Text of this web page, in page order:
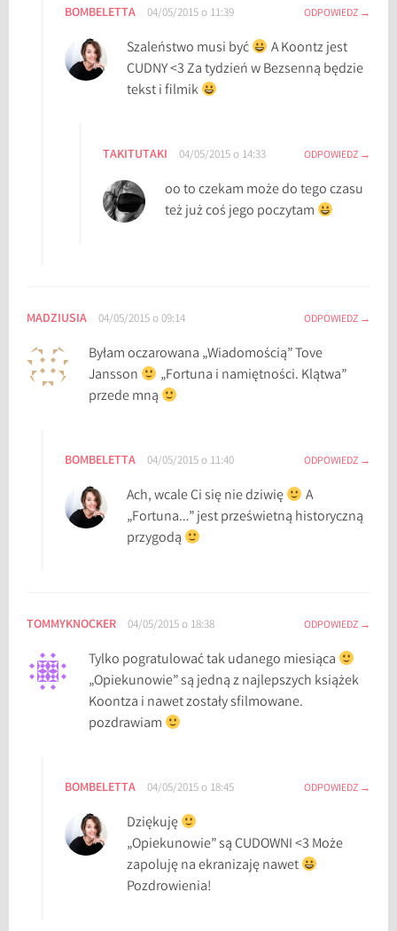
BOMBELETTA 04/05/2015 o 11:39 ODPOWIEDZ
Szaleństwo musi być
A Koontz jest
CUDNY <3 Za tydzień w Bezsenną będzie
tekst i filmik
TAKITUTAKI 04/05/2015 o 14:33 ODPOWIEDZ
oo to czekam może do tego czasu
też już coś jego poczytam
MADZIUSIA 04/05/2015 o 09:14 ODPOWIEDZ
Byłam oczarowana „Wiadomością” Tove
Jansson
„Fortuna i namiętności. Klątwa”
przede mną
BOMBELETTA 04/05/2015 o 11:40 ODPOWIEDZ
Ach, wcale Ci się nie dziwię
A
„Fortuna…” jest prześwietną historyczną
przygodą
TOMMYKNOCKER 04/05/2015 o 18:38 ODPOWIEDZ
Tylko pogratulować tak udanego miesiąca
„Opiekunowie” są jedną z najlepszych książek
Koontza i nawet zostały sfilmowane.
pozdrawiam
BOMBELETTA 04/05/2015 o 18:45 ODPOWIEDZ
Dziękuję
„Opiekunowie” są CUDOWNI <3 Może
zapoluję na ekranizaję nawet
Pozdrowienia!